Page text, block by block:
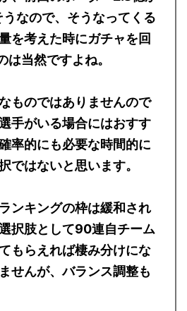
、前回のボーダー2.8億か
なので、そうなってくる
を考えた時にガチャを回
ものではありませんので
手がいる場合にはおすす
率的にも必要な時間的に
ンキングの枠は緩和され
択肢として90連自チーム
もらえれば棲み分けにな
せんが、バランス調整も